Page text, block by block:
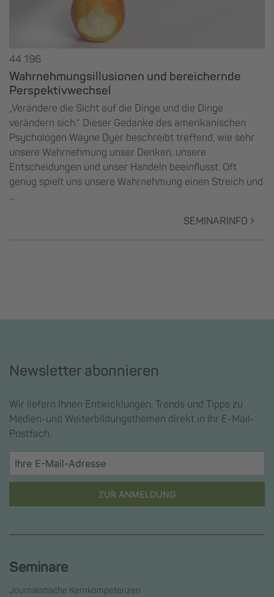
44 196
Wahrnehmungsillusionen und bereichernde
Perspektivwechsel
„Verändere die Sicht auf die Dinge und die Dinge
verändern sich.“ Dieser Gedanke des amerikanischen
Psychologen Wayne Dyer beschreibt treffend, wie sehr
unsere Wahrnehmung unser Denken, unsere
Entscheidungen und unser Handeln beeinflusst. Oft
genug spielt uns unsere Wahrnehmung einen Streich und
...
SEMINARINFO
Newsletter abonnieren
Wir liefern Ihnen Entwicklungen, Trends und Tipps zu
Medien-und Weiterbildungsthemen direkt in Ihr E-Mail-
Postfach.
ZUR ANMELDUNG
Seminare
Journalistische Kernkompetenzen